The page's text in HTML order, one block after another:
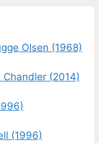
Olsen (1968)
(2014)
(1996)